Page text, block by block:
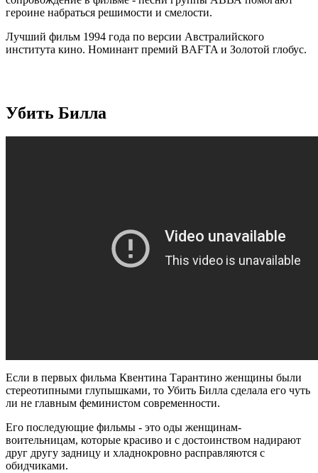
героине набраться решимости и смелости.
Лучший фильм 1994 года по версии Австралийского
института кино. Номинант премий BAFTA и Золотой глобус.
Убить Билла
Если в первых фильма Квентина Тарантино женщины были
стереотипными глупышками, то Убить Билла сделала его чуть
ли не главным феминистом современности.
Его последующие фильмы - это оды женщинам-
воительницам, которые красиво и с достоинством надирают
друг другу задницу и хладнокровно расправляются с
обидчиками.